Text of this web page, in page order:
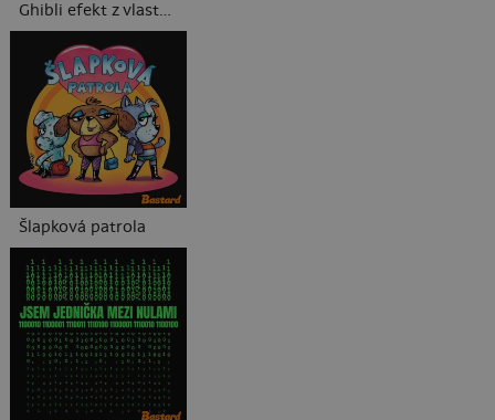
Ghibli efekt z vlastní fotky
Šlapková patrola